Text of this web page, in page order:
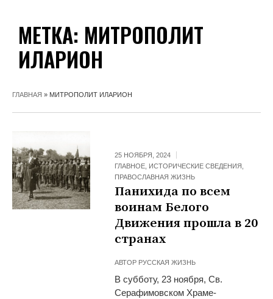
МЕТКА: МИТРОПОЛИТ
ИЛАРИОН
ГЛАВНАЯ » МИТРОПОЛИТ ИЛАРИОН
25 НОЯБРЯ, 2024
ГЛАВНОЕ ИСТОРИЧЕСКИЕ СВЕДЕНИЯ
ПРАВОСЛАВНАЯ ЖИЗНЬ
Панихида по всем
воинам Белого
Движения прошла в 20
странах
АВТОР РУССКАЯ ЖИЗНЬ
В субботу, 23 ноября, Св.
Серафимовском Храме-